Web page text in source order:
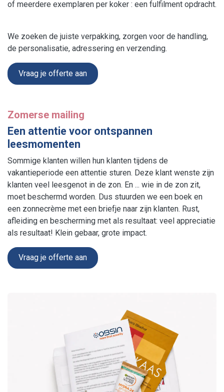
of meerdere exemplaren per koker : een fulfilment opdracht.
We zoeken de juiste verpakking, zorgen voor de handling,
de personalisatie, adressering en verzending.
Vraag je offerte aan
Zomerse mailing​
Een attentie voor ontspannen
leesmomenten
Sommige klanten willen hun klanten tijdens de
vakantieperiode een attentie sturen. Deze klant wenste zijn
klanten veel leesgenot in de zon. En ... wie in de zon zit,
moet beschermd worden. Dus stuurden we een boek en
een zonnecrème met een briefje naar zijn klanten. Rust,
afleiding en bescherming met als resultaat: veel appreciatie
als resultaat! Klein gebaar, grote impact.
Vraag je offerte aan